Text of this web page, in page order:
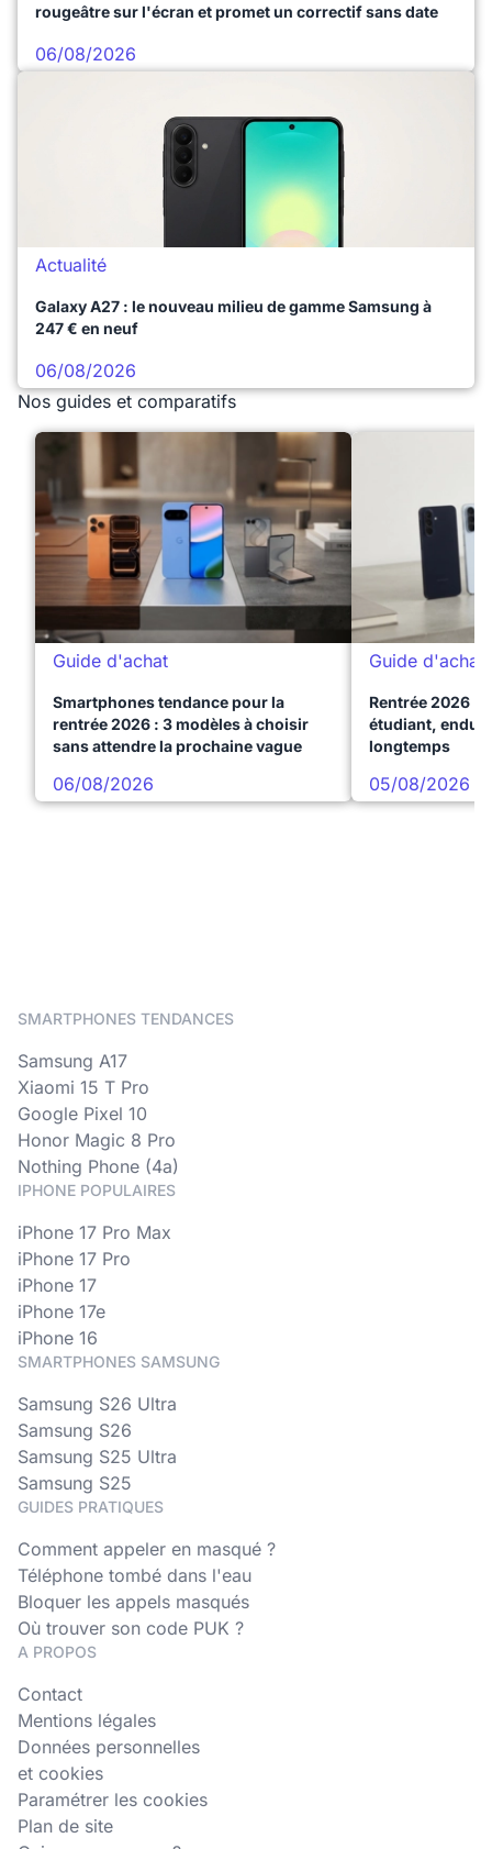
rougeâtre sur l'écran et promet un correctif sans date
06/08/2026
Actualité
Galaxy A27 : le nouveau milieu de gamme Samsung à
247 € en neuf
06/08/2026
Nos guides et comparatifs
Guide d'achat
Smartphones tendance pour la
rentrée 2026 : 3 modèles à choisir
sans attendre la prochaine vague
06/08/2026
Guide d'achat
Rentrée 2026 :
étudiant,
longtemps
05/08/2026
SMARTPHONES TENDANCES
Samsung A17
Xiaomi 15 T Pro
Google Pixel 10
Honor Magic 8 Pro
Nothing Phone (4a)
IPHONE POPULAIRES
iPhone 17 Pro Max
iPhone 17 Pro
iPhone 17
iPhone 17e
iPhone 16
SMARTPHONES SAMSUNG
Samsung S26 Ultra
Samsung S26
Samsung S25 Ultra
Samsung S25
GUIDES PRATIQUES
Comment appeler en masqué ?
Téléphone tombé dans l'eau
Bloquer les appels masqués
Où trouver son code PUK ?
A PROPOS
Contact
Mentions légales
Données personnelles
et cookies
Paramétrer les cookies
Plan de site